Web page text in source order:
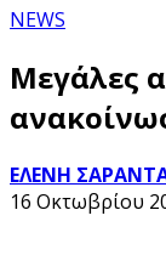
NEWS
Μεγάλες
ΕΛΕΝΗ
16 Οκτωβρίου